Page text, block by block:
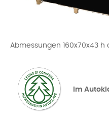
Abmessungen 160x70x43 h
Im